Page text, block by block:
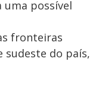
uma possível
fronteiras
sudeste do país,